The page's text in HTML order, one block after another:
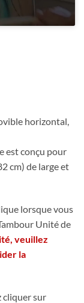
horizontal,
est conçu pour
cm) de large et
lorsque vous
Unité de
veuillez
la
cliquer sur